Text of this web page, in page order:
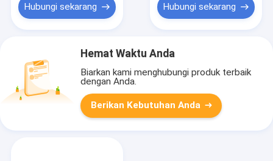
Hubungi sekarang Hubungi sekarang
Hemat Waktu Anda
Biarkan kami menghubungi produk terbaik
dengan Anda.
Berikan Kebutuhan Anda